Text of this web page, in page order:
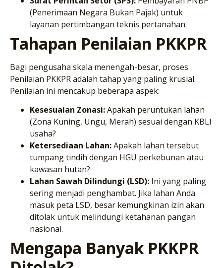
(Penerimaan Negara Bukan Pajak) untuk
layanan pertimbangan teknis pertanahan.
Tahapan Penilaian PKKPR
Bagi pengusaha skala menengah-besar, proses
Penilaian PKKPR adalah tahap yang paling krusial.
Penilaian ini mencakup beberapa aspek:
Kesesuaian Zonasi:Apakah peruntukan lahan
(Zona Kuning, Ungu, Merah) sesuai dengan KBLI
usaha?
Ketersediaan Lahan:Apakah lahan tersebut
tumpang tindih dengan HGU perkebunan atau
kawasan hutan?
Lahan Sawah Dilindungi (LSD): Ini yang paling
sering menjadi penghambat. Jika lahan Anda
masuk peta LSD, besar kemungkinan izin akan
ditolak untuk melindungi ketahanan pangan
nasional.
Mengapa Banyak PKKPR